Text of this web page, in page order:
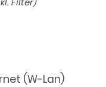
(W-Lan)